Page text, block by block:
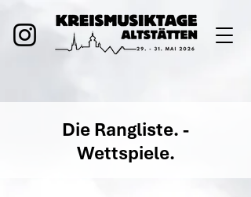
Die Rangliste. -
Wettspiele.